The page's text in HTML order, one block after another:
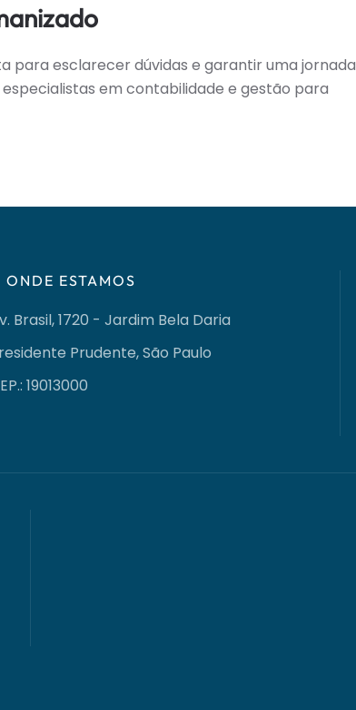
para esclarecer dúvidas e garantir uma jornada
em contabilidade e gestão para
ONDE ESTAMOS
Brasil, 1720 - Jardim Bela Daria
Prudente, São Paulo
19013000